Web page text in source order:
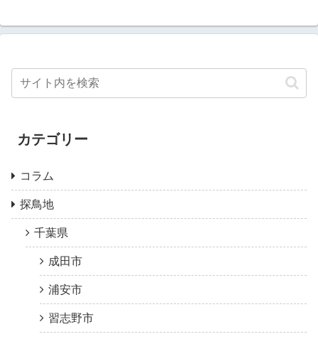
カテゴリー
コラム
探鳥地
千葉県
成田市
浦安市
習志野市